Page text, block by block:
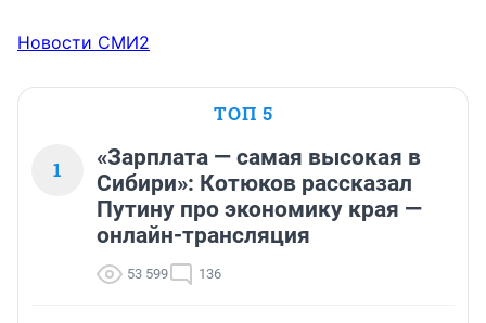
Новости СМИ2
ТОП 5
1
«Зарплата — самая высокая в
Сибири»: Котюков рассказал
Путину про экономику края —
онлайн-трансляция
53 599 136